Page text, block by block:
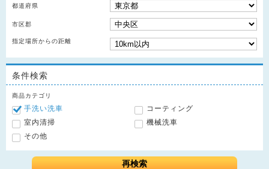
都道府県
市区郡
指定場所からの距離
条件検索
商品カテゴリ
手洗い洗車
コーティング
室内清掃
機械洗車
その他
再検索